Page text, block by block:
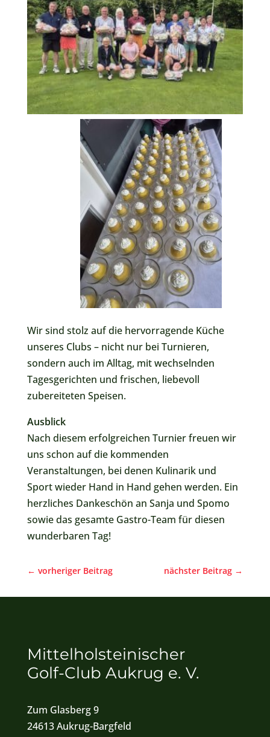
Wir sind stolz auf die hervorragende Küche
unseres Clubs – nicht nur bei Turnieren,
sondern auch im Alltag, mit wechselnden
Tagesgerichten und frischen, liebevoll
zubereiteten Speisen.
Ausblick
Nach diesem erfolgreichen Turnier freuen wir
uns schon auf die kommenden
Veranstaltungen, bei denen Kulinarik und
Sport wieder Hand in Hand gehen werden. Ein
herzliches Dankeschön an Sanja und Spomo
sowie das gesamte Gastro-Team für diesen
wunderbaren Tag!
← vorheriger Beitrag nächster Beitrag →
Mittelholsteinischer
Golf-Club Aukrug e. V.
Zum Glasberg 9
24613 Aukrug-Bargfeld